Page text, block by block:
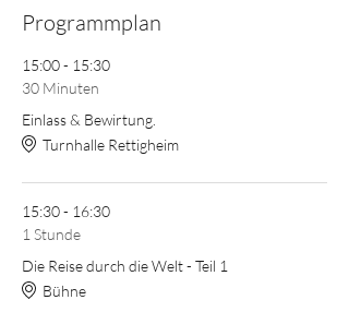
Programmplan
15:00 - 15:30
30 Minuten
Einlass & Bewirtung.
Turnhalle Rettigheim
15:30 - 16:30
1 Stunde
Die Reise durch die Welt - Teil 1
Bühne